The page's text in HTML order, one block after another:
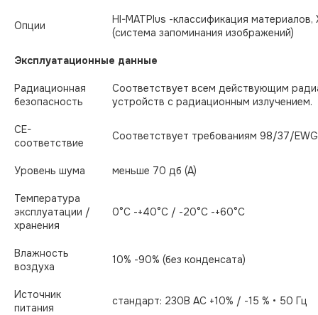
Опции
HI-MATPlus -классификация материалов,
(система запоминания изображений)
Эксплуатационные данные
Радиационная
безопасность
Соответствует всем действующим
устройств с радиационным излучением.
CE-
соответствие
Соответствует требованиям 98/37/
Уровень шума меньше 70 дб (А)
Температура
эксплуатации /
хранения
0°С -+40°C / -20°C -+60°C
Влажность
воздуха
10% -90% (без конденсата)
Источник
питания
стандарт: 230В AC +10% / -15 % • 50 Гц